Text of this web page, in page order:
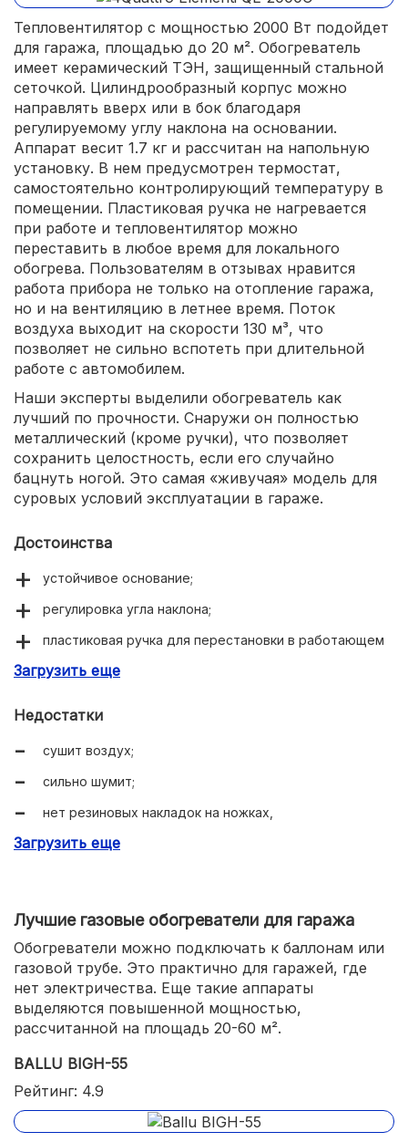
Тепловентилятор с мощностью 2000 Вт подойдет
для гаража, площадью до 20 м². Обогреватель
имеет керамический ТЭН, защищенный стальной
сеточкой. Цилиндрообразный корпус можно
направлять вверх или в бок благодаря
регулируемому углу наклона на основании.
Аппарат весит 1.7 кг и рассчитан на напольную
установку. В нем предусмотрен термостат,
самостоятельно контролирующий температуру в
помещении. Пластиковая ручка не нагревается
при работе и тепловентилятор можно
переставить в любое время для локального
обогрева. Пользователям в отзывах нравится
работа прибора не только на отопление гаража,
но и на вентиляцию в летнее время. Поток
воздуха выходит на скорости 130 м³, что
позволяет не сильно вспотеть при длительной
работе с автомобилем.
Наши эксперты выделили обогреватель как
лучший по прочности. Снаружи он полностью
металлический (кроме ручки), что позволяет
сохранить целостность, если его случайно
бацнуть ногой. Это самая «живучая» модель для
суровых условий эксплуатации в гараже.
Достоинства
устойчивое основание;
регулировка угла наклона;
пластиковая ручка для перестановки в работающем
Загрузить еще
Недостатки
сушит воздух;
сильно шумит;
нет резиновых накладок на ножках,
поставить на капот авто).
Загрузить еще
Лучшие газовые обогреватели для гаража
Обогреватели можно подключать к баллонам или
газовой трубе. Это практично для гаражей, где
нет электричества. Еще такие аппараты
выделяются повышенной мощностью,
рассчитанной на площадь 20-60 м².
BALLU BIGH-55
Рейтинг: 4.9